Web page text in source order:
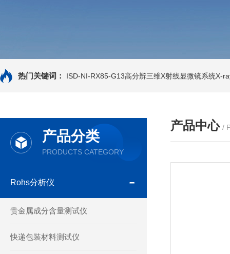
热门关键词： ISD-NI-RX85-G13高分辨三维X射线显微镜系统X-
产品分类
PRODUCTS CATEGORY
Rohs分析仪
贵金属成分含量测试仪
快递包装材料测试仪
产品中心 /